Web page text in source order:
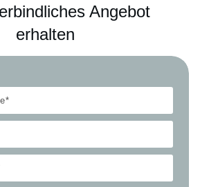
Angebot
erhalten